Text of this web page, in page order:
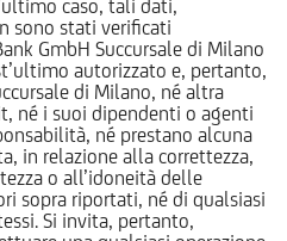
caso, tali dati,
sono stati verificati
GmbH Succursale di Milano
autorizzato e, pertanto,
di Milano, né altra
né i suoi dipendenti o agenti
né prestano alcuna
in relazione alla correttezza,
o all’idoneità delle
sopra riportati, né di qualsiasi
Si invita, pertanto,